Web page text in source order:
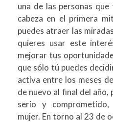
una de las personas
cabeza en el primera
puedes atraer las
quieres usar este
mejorar tus
que sólo tú puedes
activa entre los meses
de nuevo al final del año,
serio y comprometido,
mujer. En torno al 23 de